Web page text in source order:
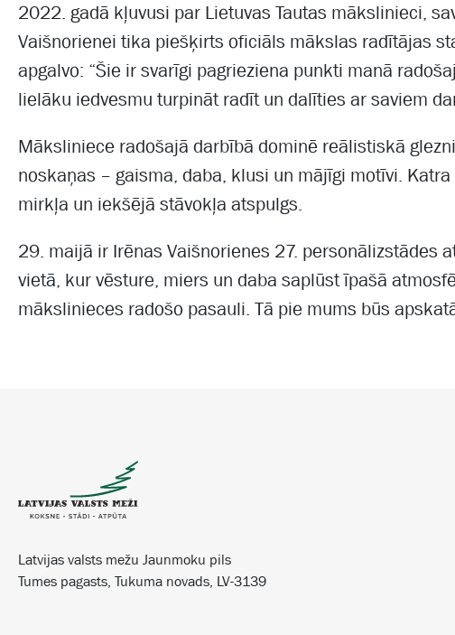
2022. gadā kļuvusi par Lietuvas Tautas mākslinieci,
Vaišnorienei tika piešķirts oficiāls mākslas radītājas
apgalvo: “Šie ir svarīgi pagrieziena punkti manā
lielāku iedvesmu turpināt radīt un dalīties ar saviem
Māksliniece radošajā darbībā dominē reālistiskā
noskaņas – gaisma, daba, klusi un mājīgi motīvi.
mirkļa un iekšējā stāvokļa atspulgs.
29. maijā ir Irēnas Vaišnorienes 27. personālizstādes
vietā, kur vēsture, miers un daba saplūst īpašā
mākslinieces radošo pasauli. Tā pie mums būs
Latvijas valsts mežu Jaunmoku pils
Tumes pagasts, Tukuma novads, LV-3139